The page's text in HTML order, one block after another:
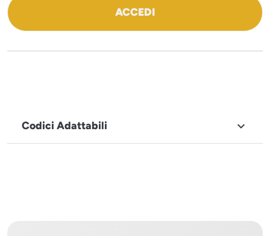
ACCEDI
Codici Adattabili 